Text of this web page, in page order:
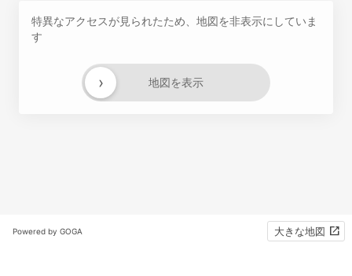
特異なアクセスが見られたため、地図を非表示にしていま
す
地図を表示
›
Powered by GOGA 大きな地図